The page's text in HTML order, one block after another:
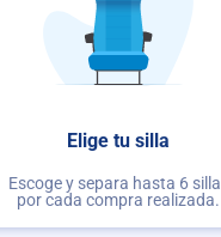
Elige tu silla
Escoge y separa hasta 6
por cada compra realizada.